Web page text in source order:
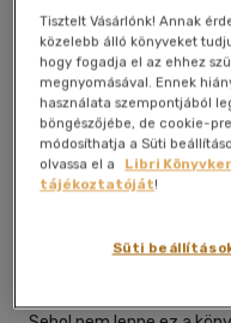
Kívánságlistához adom
Central Médiacsoport Zrt.
Tisztelt Vásárlónk! Annak
közelebb álló könyveket
hogy fogadja el az ehhez
megnyomásával. Ennek
használata szempontjából
böngészőjébe, de cookie-
módosíthatja a Süti
olvassa el a
Libri
tájékoztatóját!
Süti